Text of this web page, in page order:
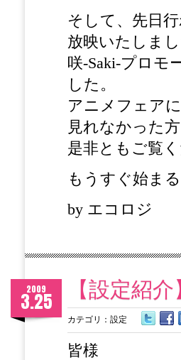
そして、先日
放映いたしま
咲-Saki-プロモ
した。
アニメフェア
見れなかった方
是非ともご覧く
もうすぐ始ま
by エコロジ
【設定紹
2009
3.25
カテゴリ： 設定
皆様